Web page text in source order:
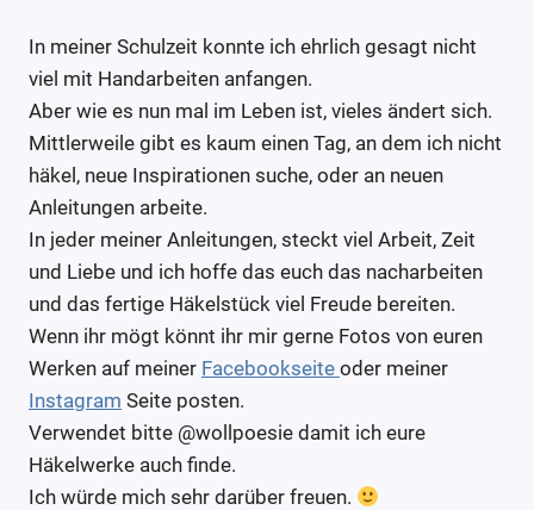
In meiner Schulzeit konnte ich ehrlich gesagt nicht
viel mit Handarbeiten anfangen.
Aber wie es nun mal im Leben ist, vieles ändert sich.
Mittlerweile gibt es kaum einen Tag, an dem ich nicht
häkel, neue Inspirationen suche, oder an neuen
Anleitungen arbeite.
In jeder meiner Anleitungen, steckt viel Arbeit, Zeit
und Liebe und ich hoffe das euch das nacharbeiten
und das fertige Häkelstück viel Freude bereiten.
Wenn ihr mögt könnt ihr mir gerne Fotos von euren
Werken auf meiner Facebookseite oder meiner
Instagram Seite posten.
Verwendet bitte @wollpoesie damit ich eure
Häkelwerke auch finde.
Ich würde mich sehr darüber freuen.